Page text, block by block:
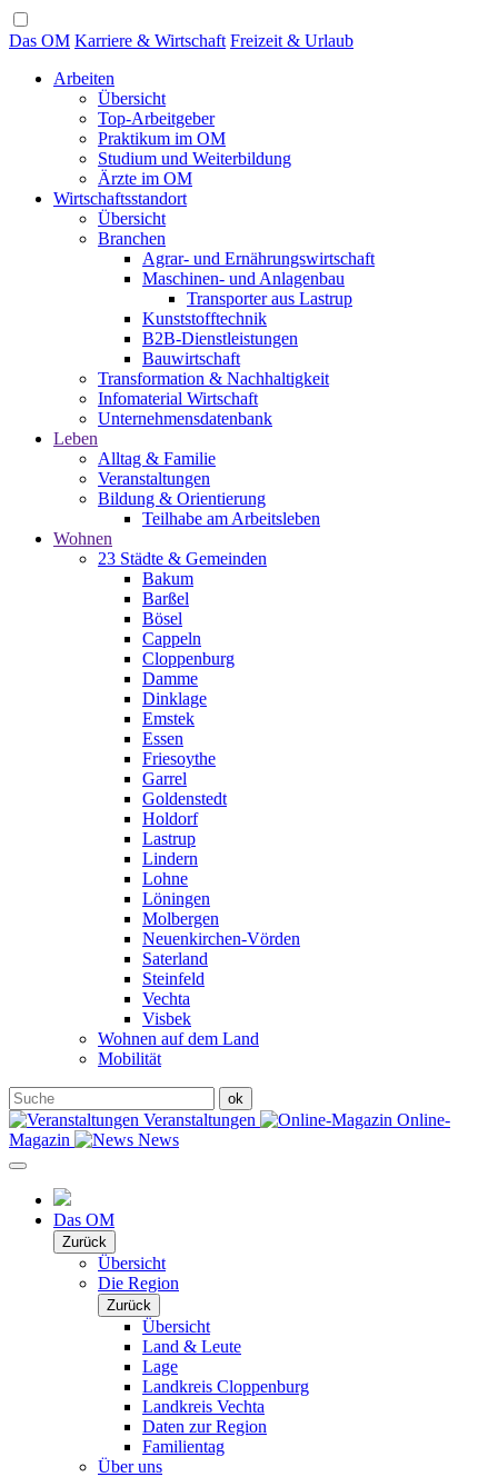
Das OM Karriere & Wirtschaft Freizeit & Urlaub
Arbeiten
Übersicht
Top-Arbeitgeber
Praktikum im OM
Studium und Weiterbildung
Ärzte im OM
Wirtschaftsstandort
Übersicht
Branchen
Agrar- und Ernährungswirtschaft
Maschinen- und Anlagenbau
Transporter aus Lastrup
Kunststofftechnik
B2B-Dienstleistungen
Bauwirtschaft
Transformation & Nachhaltigkeit
Infomaterial Wirtschaft
Unternehmensdatenbank
Leben
Alltag & Familie
Veranstaltungen
Bildung & Orientierung
Teilhabe am Arbeitsleben
Wohnen
23 Städte & Gemeinden
Bakum
Barßel
Bösel
Cappeln
Cloppenburg
Damme
Dinklage
Emstek
Essen
Friesoythe
Garrel
Goldenstedt
Holdorf
Lastrup
Lindern
Lohne
Löningen
Molbergen
Neuenkirchen-Vörden
Saterland
Steinfeld
Vechta
Visbek
Wohnen auf dem Land
Mobilität
Veranstaltungen
Online-
Magazin
News
Das OM
Zurück
Übersicht
Die Region
Zurück
Übersicht
Land & Leute
Lage
Landkreis Cloppenburg
Landkreis Vechta
Daten zur Region
Familientag
Über uns